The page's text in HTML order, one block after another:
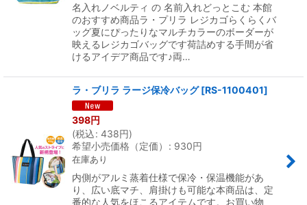
名入れノベルティ の 名前入れどっとこむ 本館
のおすすめ商品ラ・プリラ レジカゴらくらくバ
ッグ夏にぴったりなマルチカラーのボーダーが
映えるレジカゴバッグです荷詰めする手間が省
けるアイデア商品です♪両…
ラ・ブリラ ラージ保冷バッグ [RS-1100401]
398円
(税込: 438円)
希望小売価格（定価）
: 930円
在庫あり
内側がアルミ蒸着仕様で保冷・保温機能があ
り、広い底マチ、肩掛けも可能な本商品は、定
番的な人気をほこるアイテムです。お買い物